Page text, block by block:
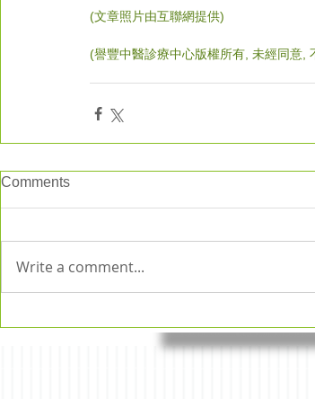
(文章照片由互聯網提供)
(譽豐中醫診療中心版權所有, 未經同意,
Comments
Write a comment...